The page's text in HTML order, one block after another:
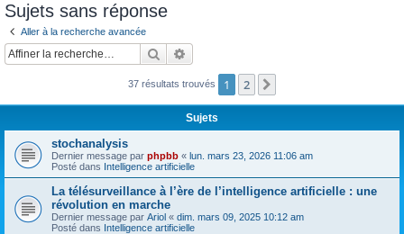
c
Sujets sans réponse
Aller à la recherche avancée
Rechercher
37 résultats trouvés 1 2
Sujets
stochanalysis
Dernier message par phpbb « lun. mars 23, 2026 11:06 am
Posté dans Intelligence artificielle
La télésurveillance à l’ère de l’intelligence artificielle : une
révolution en marche
Dernier message par Ariol « dim. mars 09, 2025 10:12 am
Posté dans Intelligence artificielle